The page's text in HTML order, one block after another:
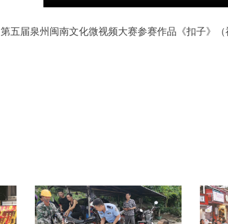
第五届泉州闽南文化微视频大赛参赛作品《扣子》（